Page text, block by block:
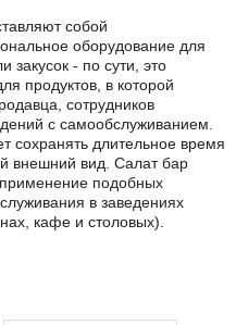
собой
оборудование для
закусок - по сути, это
продуктов, в которой
сотрудников
с самообслуживанием.
сохранять длительное время
внешний вид. Салат бар
применение подобных
в заведениях
кафе и столовых).